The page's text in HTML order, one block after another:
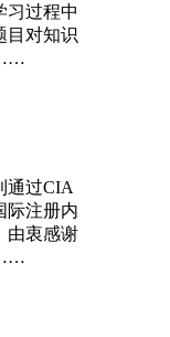
习过程中
目对知识
……
通过CIA
际注册内
由衷感谢
……